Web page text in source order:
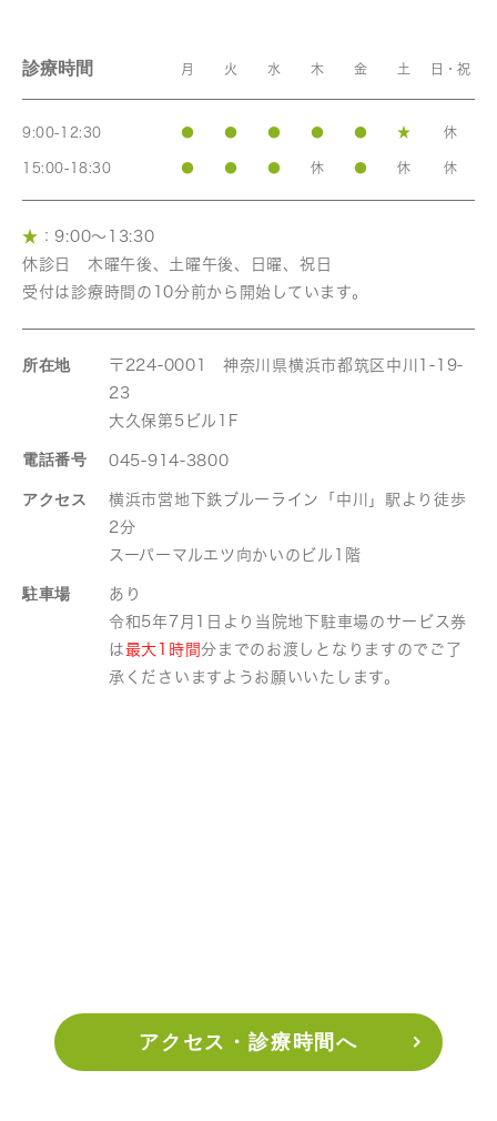
診療時間 月 火 水 木 金 土 日・祝
9:00-12:30 ● ● ● ● ● ★ 休
15:00-18:30 ● ● ● 休 ● 休 休
★ ：9:00～13:30
休診日 木曜午後、土曜午後、日曜、祝日
受付は診療時間の10分前から開始しています。
所在地
〒224-0001 神奈川県横浜市都筑区中川1-19-
23
大久保第5ビル1F
電話番号 045-914-3800
アクセス
横浜市営地下鉄ブルーライン「中川」駅より徒歩
2分
スーパーマルエツ向かいのビル1階
駐車場
あり
令和5年7月1日より当院地下駐車場のサービス券
は最大1時間分までのお渡しとなりますのでご了
承くださいますようお願いいたします。
アクセス・診療時間へ